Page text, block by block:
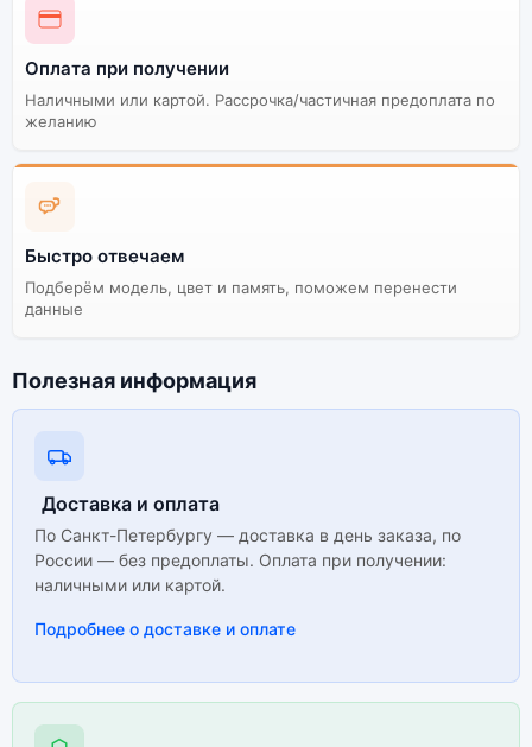
128Gb Yellow (Жёлтый). Мы рекомендуем выбирать
оригинальной версию — она полностью
адаптирована и поддерживает все сервисы. Не
оригинальная версия может стоить дешевле, но
корректная работа сервисов не гарантируется.
Оплата при получении
Наличными или картой. Рассрочка/частичная предоплата по
желанию
Быстро отвечаем
Подберём модель, цвет и память, поможем перенести
данные
Полезная информация
Доставка и оплата
По Санкт-Петербургу — доставка в день заказа, по
России — без предоплаты. Оплата при получении:
наличными или картой.
Подробнее о доставке и оплате